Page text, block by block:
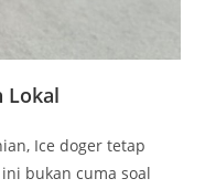
Lokal
Ice doger tetap
bukan cuma soal